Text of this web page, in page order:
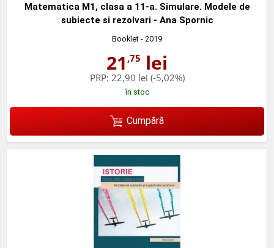
Matematica M1, clasa a 11-a. Simulare. Modele de
subiecte si rezolvari - Ana Spornic
Booklet - 2019
21 ,75 lei
PRP: 22,90 lei (-5,02%)
în stoc
Cumpără